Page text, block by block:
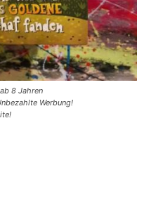
8 Jahren
Werbung!